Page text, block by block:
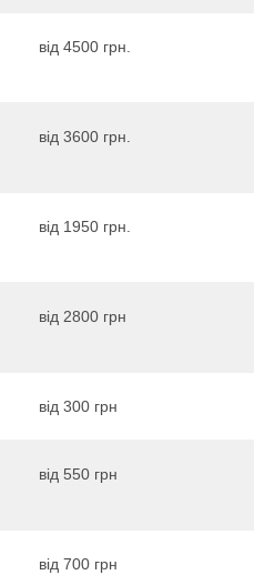
від 4500 грн.
від 3600 грн.
від 1950 грн.
від 2800 грн
від 300 грн
від 550 грн
від 700 грн